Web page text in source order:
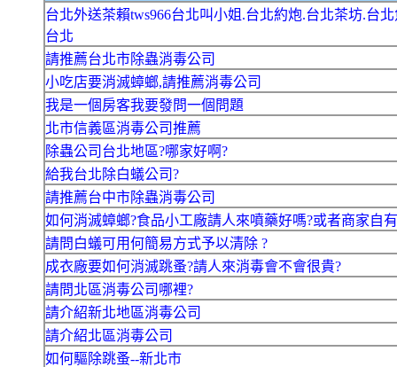
台北外送茶賴tws966台北叫小姐.台北約炮.台北茶坊.台
台北
請推薦台北市除蟲消毒公司
小吃店要消滅蟑螂,請推薦消毒公司
我是一個房客我要發問一個問題
北市信義區消毒公司推薦
除蟲公司台北地區?哪家好啊?
給我台北除白蟻公司?
請推薦台中市除蟲消毒公司
如何消滅蟑螂?食品小工廠請人來噴藥好嗎?或者商家自有
請問白蟻可用何簡易方式予以清除 ?
成衣廠要如何消滅跳蚤?請人來消毒會不會很貴?
請問北區消毒公司哪裡?
請介紹新北地區消毒公司
請介紹北區消毒公司
如何驅除跳蚤--新北市